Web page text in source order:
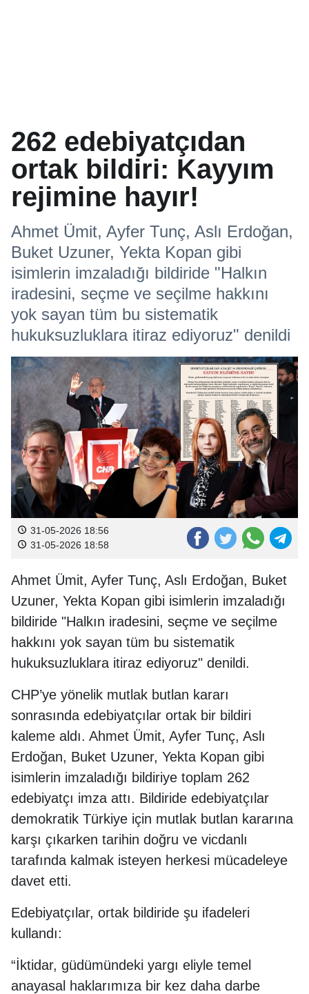
262 edebiyatçıdan
ortak bildiri: Kayyım
rejimine hayır!
Ahmet Ümit, Ayfer Tunç, Aslı Erdoğan,
Buket Uzuner, Yekta Kopan gibi
isimlerin imzaladığı bildiride "Halkın
iradesini, seçme ve seçilme hakkını
yok sayan tüm bu sistematik
hukuksuzluklara itiraz ediyoruz" denildi
31-05-2026 18:56
31-05-2026 18:58
Ahmet Ümit, Ayfer Tunç, Aslı Erdoğan, Buket
Uzuner, Yekta Kopan gibi isimlerin imzaladığı
bildiride "Halkın iradesini, seçme ve seçilme
hakkını yok sayan tüm bu sistematik
hukuksuzluklara itiraz ediyoruz" denildi.
CHP’ye yönelik mutlak butlan kararı
sonrasında edebiyatçılar ortak bir bildiri
kaleme aldı. Ahmet Ümit, Ayfer Tunç, Aslı
Erdoğan, Buket Uzuner, Yekta Kopan gibi
isimlerin imzaladığı bildiriye toplam 262
edebiyatçı imza attı. Bildiride edebiyatçılar
demokratik Türkiye için mutlak butlan kararına
karşı çıkarken tarihin doğru ve vicdanlı
tarafında kalmak isteyen herkesi mücadeleye
davet etti.
Edebiyatçılar, ortak bildiride şu ifadeleri
kullandı:
“İktidar, güdümündeki yargı eliyle temel
anayasal haklarımıza bir kez daha darbe